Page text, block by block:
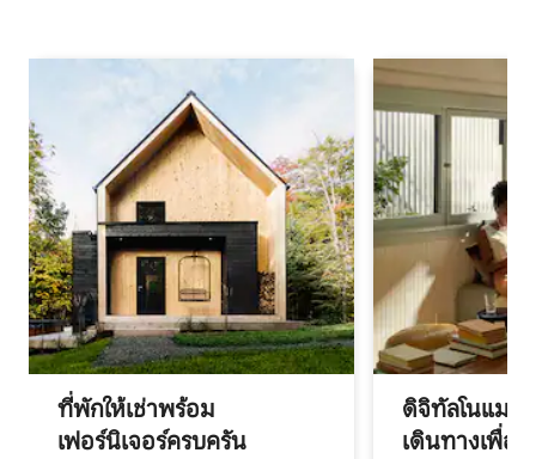
ที่พักให้เช่าพร้อม
เฟอร์นิเจอร์ครบครัน
ดิจิทัลโนแมด
เดินทางเพื่อ